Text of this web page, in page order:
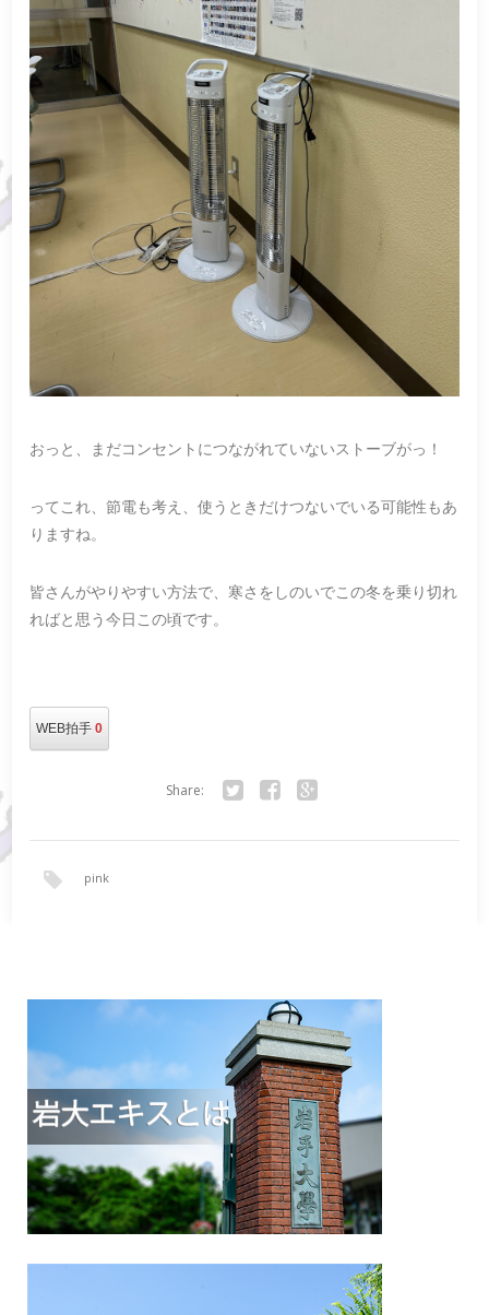
おっと、まだコンセントにつながれていないストーブがっ！
ってこれ、節電も考え、使うときだけつないでいる可能性もあ
りますね。
皆さんがやりやすい方法で、寒さをしのいでこの冬を乗り切れ
ればと思う今日この頃です。
WEB拍手0
Share:
pink